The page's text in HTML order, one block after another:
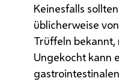
Keinesfalls
üblicherweise
Trüffeln bekannt,
Ungekocht kann